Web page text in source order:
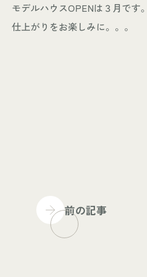
モデルハウスOPENは３月です。
仕上がりをお楽しみに。。。
前の記事